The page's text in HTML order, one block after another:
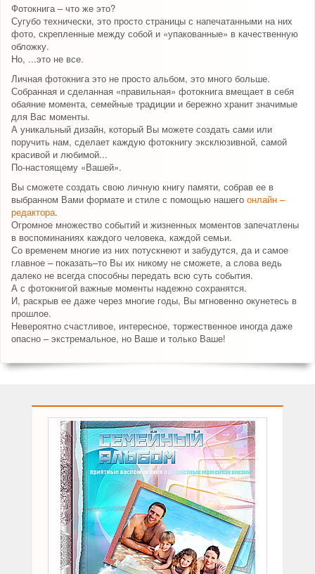
Фотокнига – что же это?
Сугубо технически, это просто страницы с напечатанными на них
фото, скрепленные между собой и «упакованные» в качественную
обложку.
Но, ...это не все.
Личная фотокнига это не просто альбом, это много больше.
Собранная и сделанная «правильная» фотокнига вмещает в себя
обаяние момента, семейные традиции и бережно хранит значимые
для Вас моменты.
А уникальный дизайн, который Вы можете создать сами или
поручить нам, сделает каждую фотокнигу эксклюзивной, самой
красивой и любимой...
По-настоящему «Вашей».
Вы сможете создать свою личную книгу памяти, собрав ее в
выбранном Вами формате и стиле с помощью нашего онлайн –
редактора.
Огромное множество событий и жизненных моментов запечатлены
в воспоминаниях каждого человека, каждой семьи.
Со временем многие из них потускнеют и забудутся, да и самое
главное – показать–то Вы их никому не сможете, а слова ведь
далеко не всегда способны передать всю суть события.
А с фотокнигой важные моменты надежно сохранятся.
И, раскрыв ее даже через многие годы, Вы мгновенно окунетесь в
прошлое.
Невероятно счастливое, интересное, торжественное иногда даже
опасно – экстремальное, но Ваше и только Ваше!